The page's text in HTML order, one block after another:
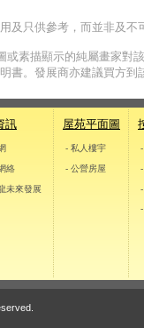
及只供參考，而並非及
素描顯示的純屬畫家對
書。發展商亦建議買方
訊
絡
未來發展
屋苑平面圖
- 私人樓宇
- 公營房屋